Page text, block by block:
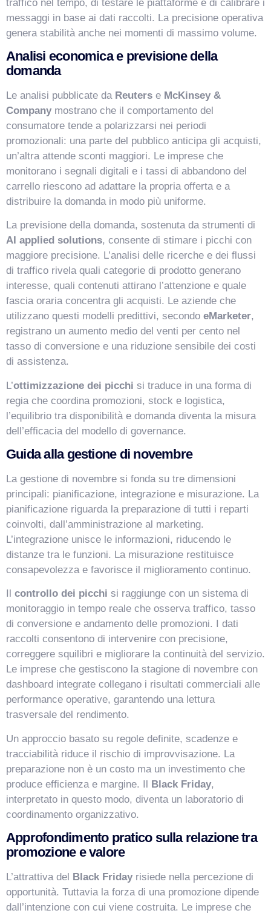
traffico nel tempo, di testare le piattaforme e di calibrare i
messaggi in base ai dati raccolti. La precisione operativa
genera stabilità anche nei momenti di massimo volume.
Analisi economica e previsione della
domanda
Le analisi pubblicate da Reuters e McKinsey &
Company mostrano che il comportamento del
consumatore tende a polarizzarsi nei periodi
promozionali: una parte del pubblico anticipa gli acquisti,
un’altra attende sconti maggiori. Le imprese che
monitorano i segnali digitali e i tassi di abbandono del
carrello riescono ad adattare la propria offerta e a
distribuire la domanda in modo più uniforme.
La previsione della domanda, sostenuta da strumenti di
AI applied solutions, consente di stimare i picchi con
maggiore precisione. L’analisi delle ricerche e dei flussi
di traffico rivela quali categorie di prodotto generano
interesse, quali contenuti attirano l’attenzione e quale
fascia oraria concentra gli acquisti. Le aziende che
utilizzano questi modelli predittivi, secondo eMarketer,
registrano un aumento medio del venti per cento nel
tasso di conversione e una riduzione sensibile dei costi
di assistenza.
L’ottimizzazione dei picchi si traduce in una forma di
regia che coordina promozioni, stock e logistica,
l’equilibrio tra disponibilità e domanda diventa la misura
dell’efficacia del modello di governance.
Guida alla gestione di novembre
La gestione di novembre si fonda su tre dimensioni
principali: pianificazione, integrazione e misurazione. La
pianificazione riguarda la preparazione di tutti i reparti
coinvolti, dall’amministrazione al marketing.
L’integrazione unisce le informazioni, riducendo le
distanze tra le funzioni. La misurazione restituisce
consapevolezza e favorisce il miglioramento continuo.
controllo dei picchi si raggiunge con un sistema di
monitoraggio in tempo reale che osserva traffico, tasso
di conversione e andamento delle promozioni. I dati
raccolti consentono di intervenire con precisione,
correggere squilibri e migliorare la continuità del servizio.
Le imprese che gestiscono la stagione di novembre con
dashboard integrate collegano i risultati commerciali alle
performance operative, garantendo una lettura
trasversale del rendimento.
Un approccio basato su regole definite, scadenze e
tracciabilità riduce il rischio di improvvisazione. La
preparazione non è un costo ma un investimento che
produce efficienza e margine. Il Black Friday,
interpretato in questo modo, diventa un laboratorio di
coordinamento organizzativo.
Approfondimento pratico sulla relazione tra
promozione e valore
L’attrattiva del Black Friday risiede nella percezione di
opportunità. Tuttavia la forza di una promozione dipende
dall’intenzione con cui viene costruita. Le imprese che